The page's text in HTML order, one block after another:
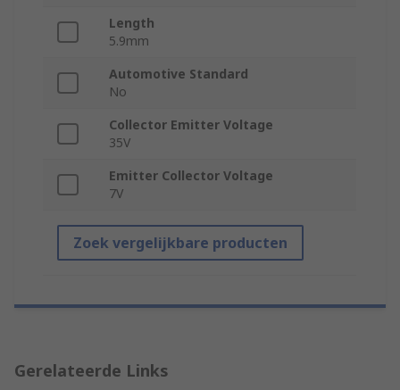
Length
5.9mm
Automotive Standard
No
Collector Emitter Voltage
35V
Emitter Collector Voltage
7V
Zoek vergelijkbare producten
Gerelateerde Links